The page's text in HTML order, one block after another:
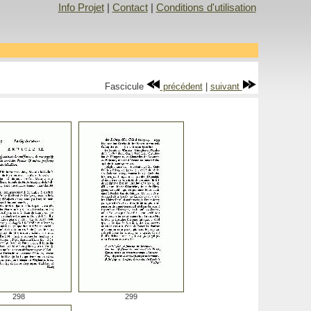
Info Projet| Contact| Conditions d'utilisation
Fascicule précédent| suivant
298 299